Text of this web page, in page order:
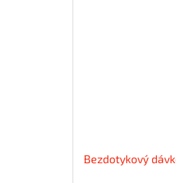
Bezdotykový